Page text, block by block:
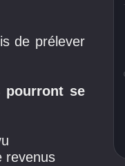
de prélever
se
revenus